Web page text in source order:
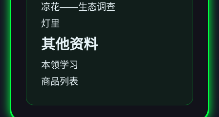
凉花——生态调查
灯里
其他资料
本领学习
商品列表